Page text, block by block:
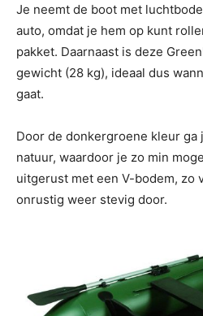
Je neemt de boot met
auto, omdat je hem op kunt
pakket. Daarnaast is deze
gewicht (28 kg), ideaal dus
gaat.
Door de donkergroene kleur ga
natuur, waardoor je zo min
uitgerust met een V-bodem, zo
onrustig weer stevig door.